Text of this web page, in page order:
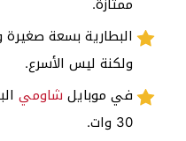
البطارية بسعة
ولكنة ليس الأسرع.
في موبايل شاومي
30 وات.